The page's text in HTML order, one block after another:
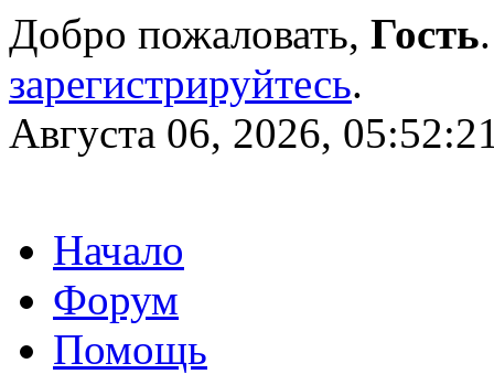
Добро пожаловать, Гость
зарегистрируйтесь.
Августа 06, 2026,
Начало
Форум
Помощь